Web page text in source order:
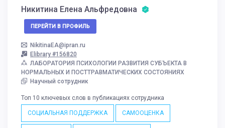
Никитина Елена Альфредовна
ПЕРЕЙТИ В ПРОФИЛЬ
NikitinaEA@ipran.ru
Elibrary #156820
ЛАБОРАТОРИЯ ПСИХОЛОГИИ РАЗВИТИЯ СУБЪЕКТА В
НОРМАЛЬНЫХ И ПОСТТРАВМАТИЧЕСКИХ СОСТОЯНИЯХ
Научный сотрудник
Топ 10 ключевых слов в публикациях сотрудника
СОЦИАЛЬНАЯ ПОДДЕРЖКА САМООЦЕНКА